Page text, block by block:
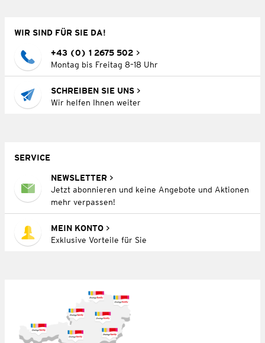
WIR SIND FÜR SIE DA!
+43 (0) 1 2675 502
Montag bis Freitag 8–18 Uhr
SCHREIBEN SIE UNS
Wir helfen Ihnen weiter
SERVICE
NEWSLETTER
Jetzt abonnieren und keine Angebote und Aktionen
mehr verpassen!
MEIN KONTO
Exklusive Vorteile für Sie